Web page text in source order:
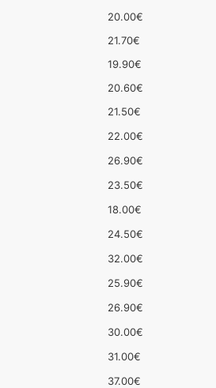
20.00€
21.70€
19.90€
20.60€
21.50€
22.00€
26.90€
23.50€
18.00€
24.50€
32.00€
25.90€
26.90€
30.00€
31.00€
37.00€